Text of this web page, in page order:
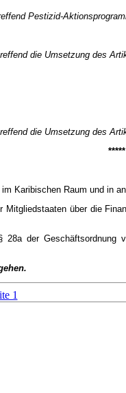
Pestizid-
die Umsetzung des
die Umsetzung des
*****
Karibischen Raum und in
über die
der
1